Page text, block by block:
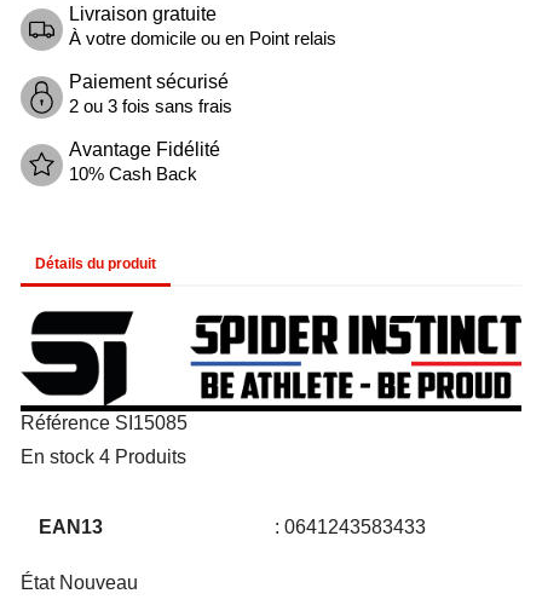
Livraison gratuite
À votre domicile ou en Point relais
Paiement sécurisé
2 ou 3 fois sans frais
Avantage Fidélité
10% Cash Back
Détails du produit
Référence SI15085
En stock 4 Produits
EAN13 0641243583433
État Nouveau